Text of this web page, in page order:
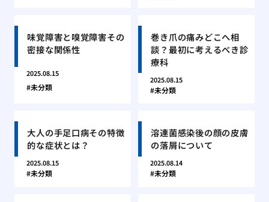
味覚障害と嗅覚障害その
密接な関係性
2025.08.15
未分類
巻き爪の痛みどこへ相
談？最初に考えるべき診
療科
2025.08.15
未分類
大人の手足口病その特徴
的な症状とは？
2025.08.15
未分類
溶連菌感染後の顔の皮膚
の落屑について
2025.08.14
未分類